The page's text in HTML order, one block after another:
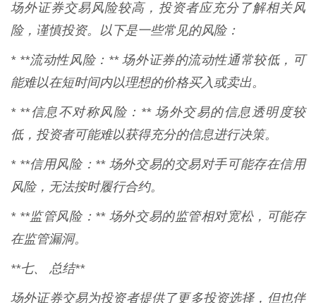
场外证券交易风险较高，投资者应充分了解相关风
险，谨慎投资。以下是一些常见的风险：
* **流动性风险：** 场外证券的流动性通常较低，可
能难以在短时间内以理想的价格买入或卖出。
* **信息不对称风险：** 场外交易的信息透明度较
低，投资者可能难以获得充分的信息进行决策。
* **信用风险：** 场外交易的交易对手可能存在信用
风险，无法按时履行合约。
* **监管风险：** 场外交易的监管相对宽松，可能存
在监管漏洞。
**七、 总结**
场外证券交易为投资者提供了更多投资选择，但也伴